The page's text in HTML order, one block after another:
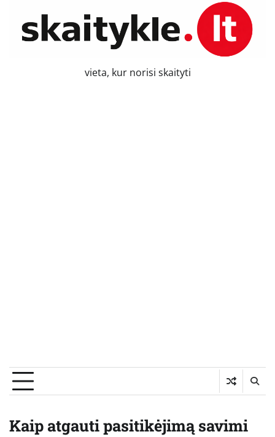
content
vieta, kur norisi skaityti
Kaip atgauti pasitikėjimą savimi